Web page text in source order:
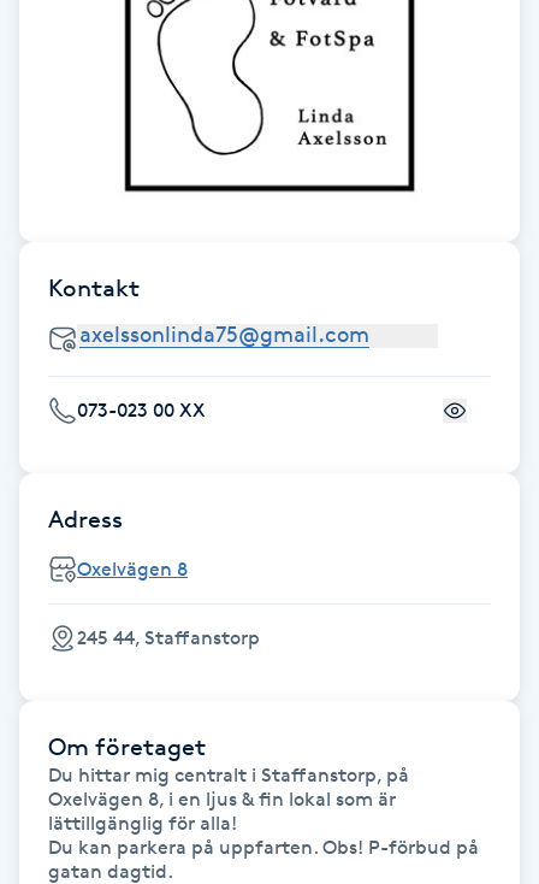
Fettreducering
Fibromassage
Fillers
Fotsvamp
Fotvård
Fransar
Fransborttagning
Fransfärgning
Kontakt
073-023 00 XX
Adress
Oxelvägen 8
245 44, Staffanstorp
Om företaget
Du hittar mig centralt i Staffanstorp, på
Oxelvägen 8, i en ljus & fin lokal som är
lättillgänglig för alla!
Du kan parkera på uppfarten. Obs! P-förbud på
gatan dagtid.